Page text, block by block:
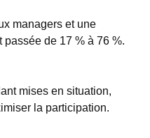
managers et une
de 17 % à 76 %.
mises en situation,
la participation.